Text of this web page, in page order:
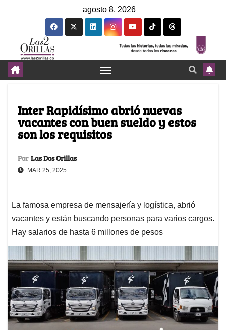
agosto 8, 2026
Inter Rapidísimo abrió nuevas
vacantes con buen sueldo y estos
son los requisitos
Por Las Dos Orillas
MAR 25, 2025
La famosa empresa de mensajería y logística, abrió
vacantes y están buscando personas para varios cargos.
Hay salarios de hasta 6 millones de pesos